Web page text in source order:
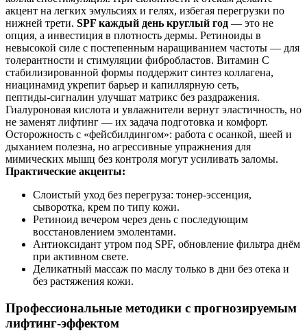
акцент на легких эмульсиях и гелях, избегая перегрузки по
нижней трети. SPF каждый день круглый год — это не
опция, а инвестиция в плотность дермы. Ретиноиды в
невысокой силе с постепенным наращиванием частоты — для
толерантности и стимуляции фибробластов. Витамин C
стабилизированной формы поддержит синтез коллагена,
ниацинамид укрепит барьер и капиллярную сеть,
пептиды‑сигналин улучшат матрикс без раздражения.
Гиалуроновая кислота и увлажнители вернут эластичность, но
не заменят лифтинг — их задача подготовка и комфорт.
Осторожность с «фейсбилдингом»: работа с осанкой, шеей и
дыханием полезна, но агрессивные упражнения для
мимических мышц без контроля могут усиливать заломы.
Практические акценты:
Слоистый уход без перегруза: тонер‑эссенция,
сыворотка, крем по типу кожи.
Ретиноид вечером через день с последующим
восстановлением эмолентами.
Антиоксидант утром под SPF, обновление фильтра днём
при активном свете.
Деликатный массаж по маслу только в дни без отека и
без растяжения кожи.
Профессиональные методики с прогнозируемым
лифтинг‑эффектом